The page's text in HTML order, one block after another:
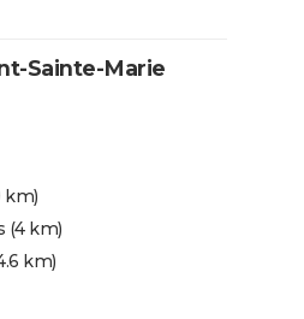
Sainte-Marie
km)
(4 km)
km)